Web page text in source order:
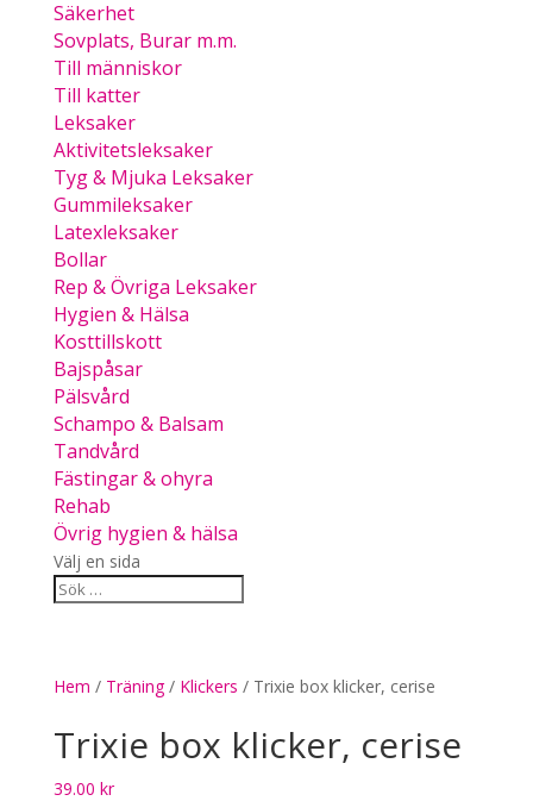
Säkerhet
Sovplats, Burar m.m.
Till människor
Till katter
Leksaker
Aktivitetsleksaker
Tyg & Mjuka Leksaker
Gummileksaker
Latexleksaker
Bollar
Rep & Övriga Leksaker
Hygien & Hälsa
Kosttillskott
Bajspåsar
Pälsvård
Schampo & Balsam
Tandvård
Fästingar & ohyra
Rehab
Övrig hygien & hälsa
Välj en sida
Hem / Träning/ Klickers / Trixie box klicker, cerise
Trixie box klicker, cerise
39.00 kr